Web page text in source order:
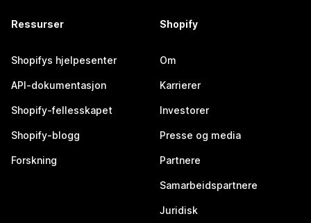
Ressurser
Shopifys hjelpesenter
API-dokumentasjon
Shopify-fellesskapet
Shopify-blogg
Forskning
Shopify
Om
Karrierer
Investorer
Presse og media
Partnere
Samarbeidspartnere
Juridisk